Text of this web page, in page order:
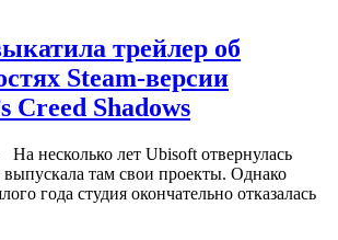
трейлер об
Steam-версии
Creed Shadows
несколько лет Ubisoft отвернулась
выпускала там свои проекты. Однако
года студия окончательно отказалась